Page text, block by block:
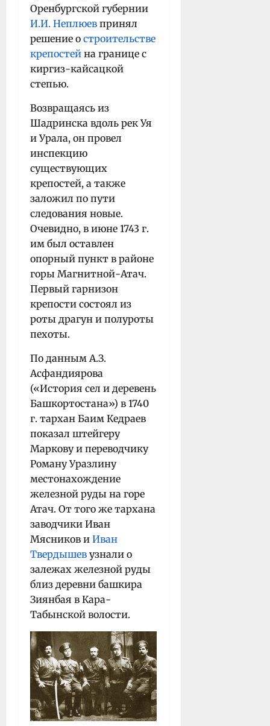
Оренбургской губернии
И.И. Неплюев принял
решение о строительстве
крепостей на границе с
киргиз-кайсацкой
степью.
Возвращаясь из
Шадринска вдоль рек Уя
и Урала, он провел
инспекцию
существующих
крепостей, а также
заложил по пути
следования новые.
Очевидно, в июне 1743 г.
им был оставлен
опорный пункт в районе
горы Магнитной-Атач.
Первый гарнизон
крепости состоял из
роты драгун и полуроты
пехоты.
По данным А.З.
Асфандиярова
(«История сел и деревень
Башкортостана») в 1740
г. тархан Баим Кедраев
показал штейгеру
Маркову и переводчику
Роману Уразлину
местонахождение
железной руды на горе
Атач. От того же тархана
заводчики Иван
Мясников и Иван
Твердышев узнали о
залежах железной руды
близ деревни башкира
Зиянбая в Кара-
Табынской волости.